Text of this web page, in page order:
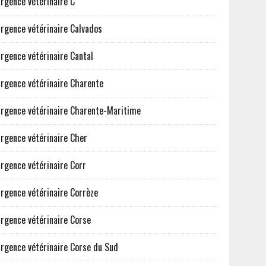
vétérinaire Calvados
vétérinaire Cantal
vétérinaire Charente
vétérinaire Charente-Maritime
vétérinaire Cher
vétérinaire Corr
vétérinaire Corrèze
vétérinaire Corse
vétérinaire Corse du Sud